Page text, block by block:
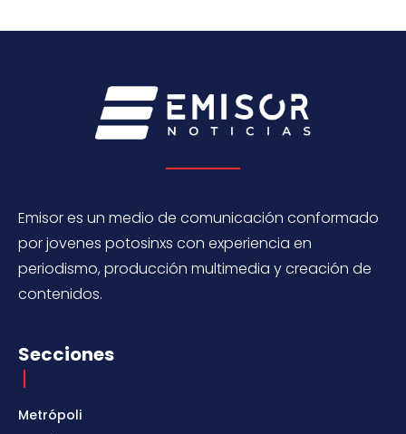
Emisor es un medio de comunicación conformado
por jovenes potosinxs con experiencia en
periodismo, producción multimedia y creación de
contenidos.
Secciones
Metrópoli